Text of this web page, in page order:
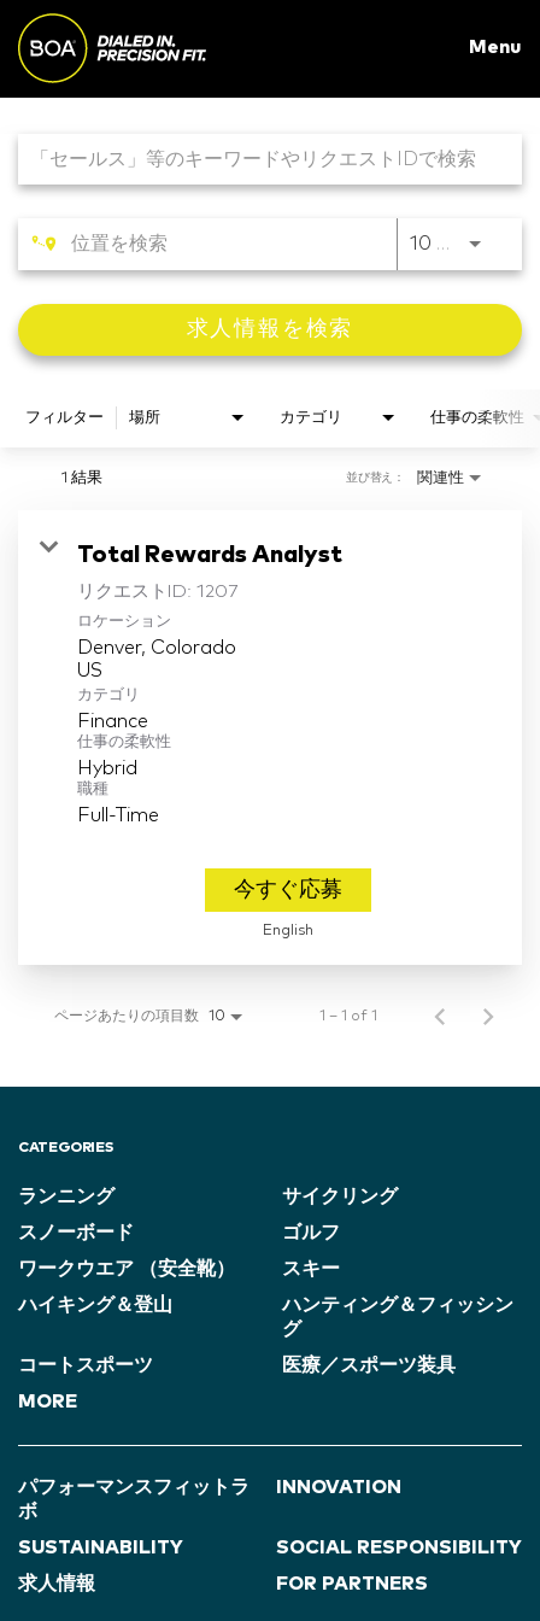
Toggle
Menu
ATHLETES
COMPANY
日本語
10 キロメートル
求人情報を検索
フィルター 場所 カテゴリ 仕事の柔軟性
1 結果 関連性
並び替え：
Total Rewards Analyst
リクエストID: 1207
ロケーション
Denver, Colorado
カテゴリ
Finance
仕事の柔軟性
Hybrid
職種
Full-Time
今すぐ応募
English
ページあたりの項目数 10 1 – 1 of 1
CATEGORIES
ランニング
サイクリング
スノーボード
ゴルフ
ワークウエア （安全靴）
スキー
ハイキング＆登山
ハンティング＆フィッシン
グ
コートスポーツ
医療／スポーツ装具
MORE
パフォーマンスフィットラ
ボ
INNOVATION
SUSTAINABILITY
SOCIAL RESPONSIBILITY
求人情報
FOR PARTNERS